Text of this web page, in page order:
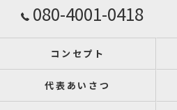
080-4001-0418
コンセプト
代表あいさつ